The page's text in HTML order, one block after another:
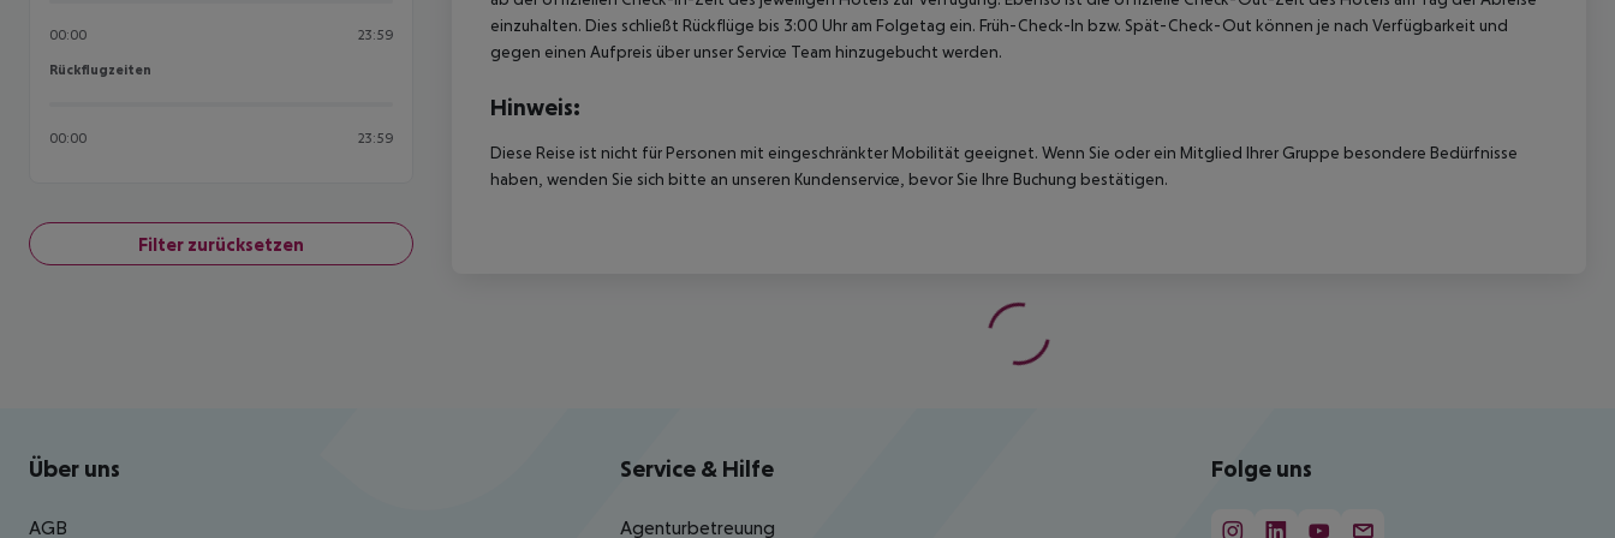
00:00 23:59
Rückflugzeiten
Rückflugzeiten
00:00 23:59
Filter zurücksetzen
einzuhalten. Dies schließt Rückflüge bis 3:00 Uhr am Folgetag ein. Früh-Check-In bzw. Spät-Check-Out können je nach Verfügbarkeit und
gegen einen Aufpreis über unser Service Team hinzugebucht werden.
Hinweis:
Diese Reise ist nicht für Personen mit eingeschränkter Mobilität geeignet. Wenn Sie oder ein Mitglied Ihrer Gruppe besondere Bedürfnisse
haben, wenden Sie sich bitte an unseren Kundenservice, bevor Sie Ihre Buchung bestätigen.
Footer navigation
Über uns
AGB
Service & Hilfe
Agenturbetreuung
Folge uns